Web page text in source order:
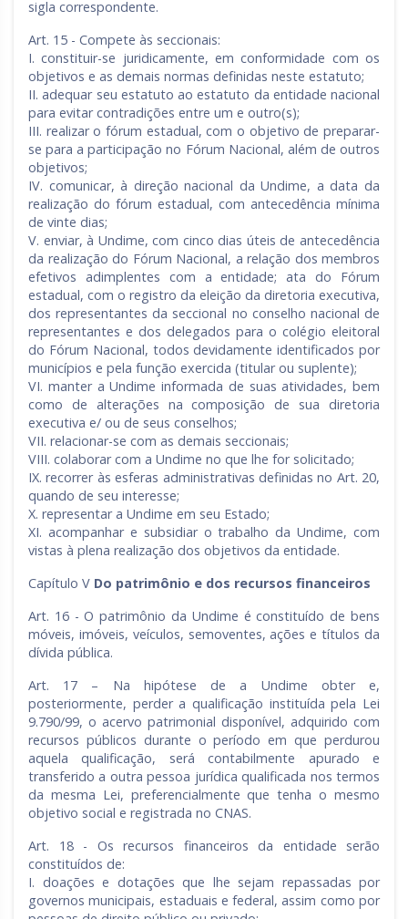
sigla correspondente.
Art. 15 - Compete às seccionais:
I. constituir-se juridicamente, em conformidade com os
objetivos e as demais normas definidas neste estatuto;
II. adequar seu estatuto ao estatuto da entidade nacional
para evitar contradições entre um e outro(s);
III. realizar o fórum estadual, com o objetivo de preparar-
se para a participação no Fórum Nacional, além de outros
objetivos;
IV. comunicar, à direção nacional da Undime, a data da
realização do fórum estadual, com antecedência mínima
de vinte dias;
V. enviar, à Undime, com cinco dias úteis de antecedência
da realização do Fórum Nacional, a relação dos membros
efetivos adimplentes com a entidade; ata do Fórum
estadual, com o registro da eleição da diretoria executiva,
dos representantes da seccional no conselho nacional de
representantes e dos delegados para o colégio eleitoral
do Fórum Nacional, todos devidamente identificados por
municípios e pela função exercida (titular ou suplente);
VI. manter a Undime informada de suas atividades, bem
como de alterações na composição de sua diretoria
executiva e/ ou de seus conselhos;
VII. relacionar-se com as demais seccionais;
VIII. colaborar com a Undime no que lhe for solicitado;
IX. recorrer às esferas administrativas definidas no Art. 20,
quando de seu interesse;
X. representar a Undime em seu Estado;
XI. acompanhar e subsidiar o trabalho da Undime, com
vistas à plena realização dos objetivos da entidade.
Capítulo V Do patrimônio e dos recursos financeiros
Art. 16 - O patrimônio da Undime é constituído de bens
móveis, imóveis, veículos, semoventes, ações e títulos da
dívida pública.
Art. 17 – Na hipótese de a Undime obter e,
posteriormente, perder a qualificação instituída pela Lei
9.790/99, o acervo patrimonial disponível, adquirido com
recursos públicos durante o período em que perdurou
aquela qualificação, será contabilmente apurado e
transferido a outra pessoa jurídica qualificada nos termos
da mesma Lei, preferencialmente que tenha o mesmo
objetivo social e registrada no CNAS.
Art. 18 - Os recursos financeiros da entidade serão
constituídos de:
I. doações e dotações que lhe sejam repassadas por
governos municipais, estaduais e federal, assim como por